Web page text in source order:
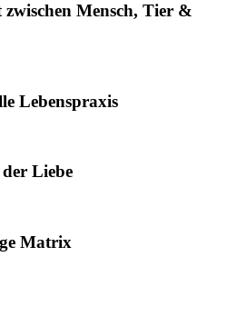
Mensch, Tier &
Lebenspraxis
Liebe
Matrix